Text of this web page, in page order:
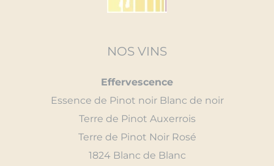
NOS VINS
Effervescence
Essence de Pinot noir Blanc de noir
Terre de Pinot Auxerrois
Terre de Pinot Noir Rosé
1824 Blanc de Blanc